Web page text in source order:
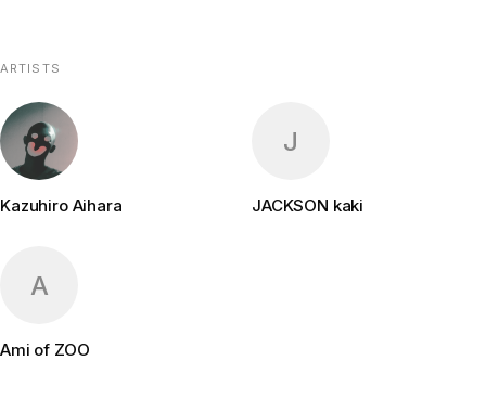
ARTISTS
Kazuhiro Aihara
J
JACKSON kaki
A
Ami of ZOO